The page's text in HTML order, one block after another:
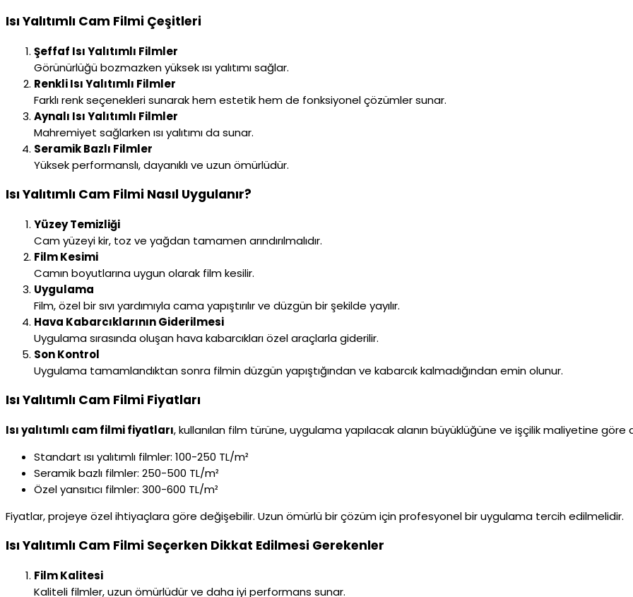
Isı Yalıtımlı Cam Filmi Çeşitleri
Şeffaf Isı Yalıtımlı Filmler
Görünürlüğü bozmazken yüksek ısı yalıtımı sağlar.
Renkli Isı Yalıtımlı Filmler
Farklı renk seçenekleri sunarak hem estetik hem de fonksiyonel çözümler sunar.
Aynalı Isı Yalıtımlı Filmler
Mahremiyet sağlarken ısı yalıtımı da sunar.
Seramik Bazlı Filmler
Yüksek performanslı, dayanıklı ve uzun ömürlüdür.
Isı Yalıtımlı Cam Filmi Nasıl Uygulanır?
Yüzey Temizliği
Cam yüzeyi kir, toz ve yağdan tamamen arındırılmalıdır.
Film Kesimi
Camın boyutlarına uygun olarak film kesilir.
Uygulama
Film, özel bir sıvı yardımıyla cama yapıştırılır ve düzgün bir şekilde yayılır.
Hava Kabarcıklarının Giderilmesi
Uygulama sırasında oluşan hava kabarcıkları özel araçlarla giderilir.
Son Kontrol
Uygulama tamamlandıktan sonra filmin düzgün yapıştığından ve kabarcık kalmadığından emin olunur.
Isı Yalıtımlı Cam Filmi Fiyatları
Isı yalıtımlı cam filmi fiyatları, kullanılan film türüne, uygulama yapılacak alanın büyüklüğüne ve işçilik maliyetine göre
Standart ısı yalıtımlı filmler: 100-250 TL/m²
Seramik bazlı filmler: 250-500 TL/m²
Özel yansıtıcı filmler: 300-600 TL/m²
Fiyatlar, projeye özel ihtiyaçlara göre değişebilir. Uzun ömürlü bir çözüm için profesyonel bir uygulama tercih edilmelidir.
Isı Yalıtımlı Cam Filmi Seçerken Dikkat Edilmesi Gerekenler
Film Kalitesi
Kaliteli filmler, uzun ömürlüdür ve daha iyi performans sunar.